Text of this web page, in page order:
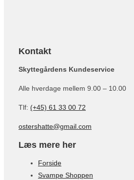
Kontakt
Skyttegårdens Kundeservice
Alle hverdage mellem 9.00 – 10.00
Tlf: (+45) 61 33 00 72
ostershatte@gmail.com
Læs mere her
Forside
Svampe Shoppen